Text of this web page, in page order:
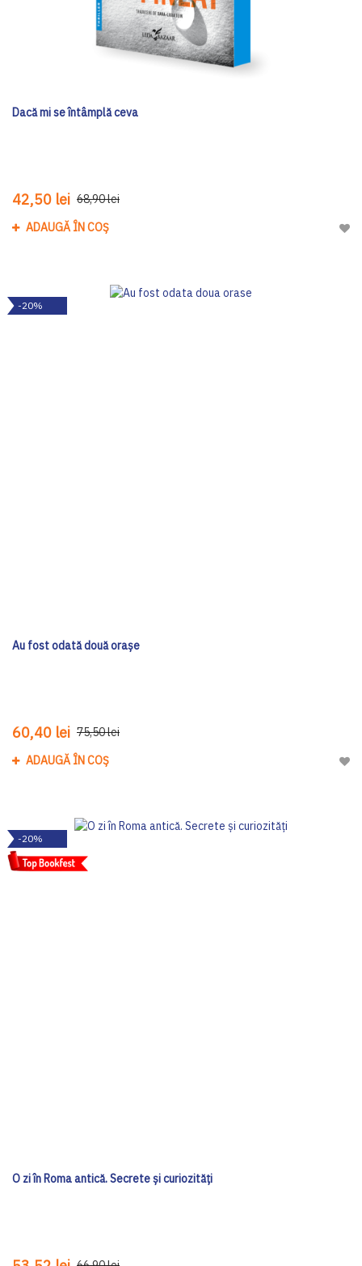
Dacă mi se întâmplă ceva
42,50 lei 68,90 lei
ADAUGĂ ÎN COȘ
-20%
Au fost odată două orașe
60,40 lei 75,50 lei
ADAUGĂ ÎN COȘ
-20%
O zi în Roma antică. Secrete şi curiozităţi